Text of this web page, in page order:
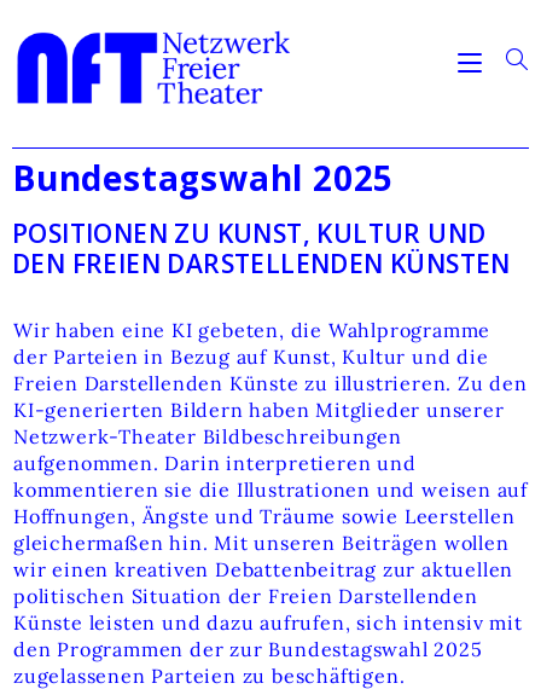
Bundestagswahl 2025
POSITIONEN ZU KUNST, KULTUR UND
DEN FREIEN DARSTELLENDEN KÜNSTEN
Wir haben eine KI gebeten, die Wahlprogramme
der Parteien in Bezug auf Kunst, Kultur und die
Freien Darstellenden Künste zu illustrieren. Zu den
KI-generierten Bildern haben Mitglieder unserer
Netzwerk-Theater Bildbeschreibungen
aufgenommen. Darin interpretieren und
kommentieren sie die Illustrationen und weisen auf
Hoffnungen, Ängste und Träume sowie Leerstellen
gleichermaßen hin. Mit unseren Beiträgen wollen
wir einen kreativen Debattenbeitrag zur aktuellen
politischen Situation der Freien Darstellenden
Künste leisten und dazu aufrufen, sich intensiv mit
den Programmen der zur Bundestagswahl 2025
zugelassenen Parteien zu beschäftigen.